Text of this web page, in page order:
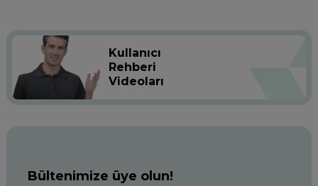
Kullanıcı
Rehberi
Videoları